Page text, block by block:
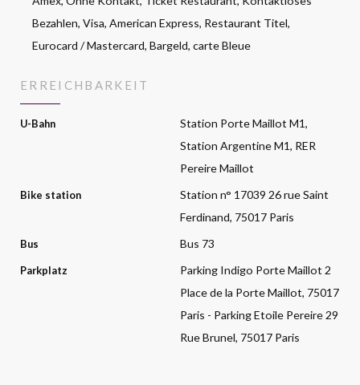
Bezahlen, Visa, American Express, Restaurant Titel,
Eurocard / Mastercard, Bargeld, carte Bleue
ERREICHBARKEIT
U-Bahn
Station Porte Maillot M1,
Station Argentine M1, RER
Pereire Maillot
Bike station
Station n° 17039 26 rue Saint
Ferdinand, 75017 Paris
Bus Bus 73
Parkplatz
Parking Indigo Porte Maillot 2
Place de la Porte Maillot, 75017
Paris - Parking Etoile Pereire 29
Rue Brunel, 75017 Paris